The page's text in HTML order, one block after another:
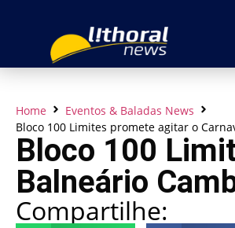
Home
Eventos & Baladas News
Bloco 100 Limites promete agitar o
Bloco 100
Balneário
Compartilhe: